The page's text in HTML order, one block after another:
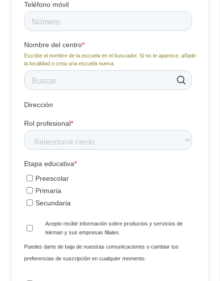
Teléfono móvil
Nombre del centro*
Escribe el nombre de la escuela en el buscador. Si no te aparece, añade
la localidad o crea una escuela nueva.
Dirección
Rol profesional*
Etapa educativa*
Preescolar
Primaria
Secundaria
Acepto recibir información sobre productos y servicios de
tekman y sus empresas filiales.
Puedes darte de baja de nuestras comunicaciones o cambiar tus
preferencias de suscripción en cualquier momento.